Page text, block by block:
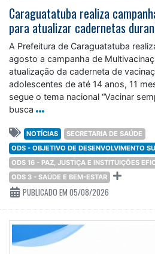
Caraguatatuba realiza
para atualizar cadernetas
A Prefeitura de Caraguatatuba
agosto a campanha de
atualização da caderneta de
adolescentes de até 14 anos, 11
segue o tema nacional “Vacinar
busca
NOTÍCIAS
SECRETARIA DE SAÚDE
ODS - OBJETIVO DE DESENVOLVIMENTO
ODS 16 - PAZ, JUSTIÇA E INSTITUIÇÕES
ODS 3 - SAÚDE E BEM-ESTAR
PUBLICADO EM 05/08/2026